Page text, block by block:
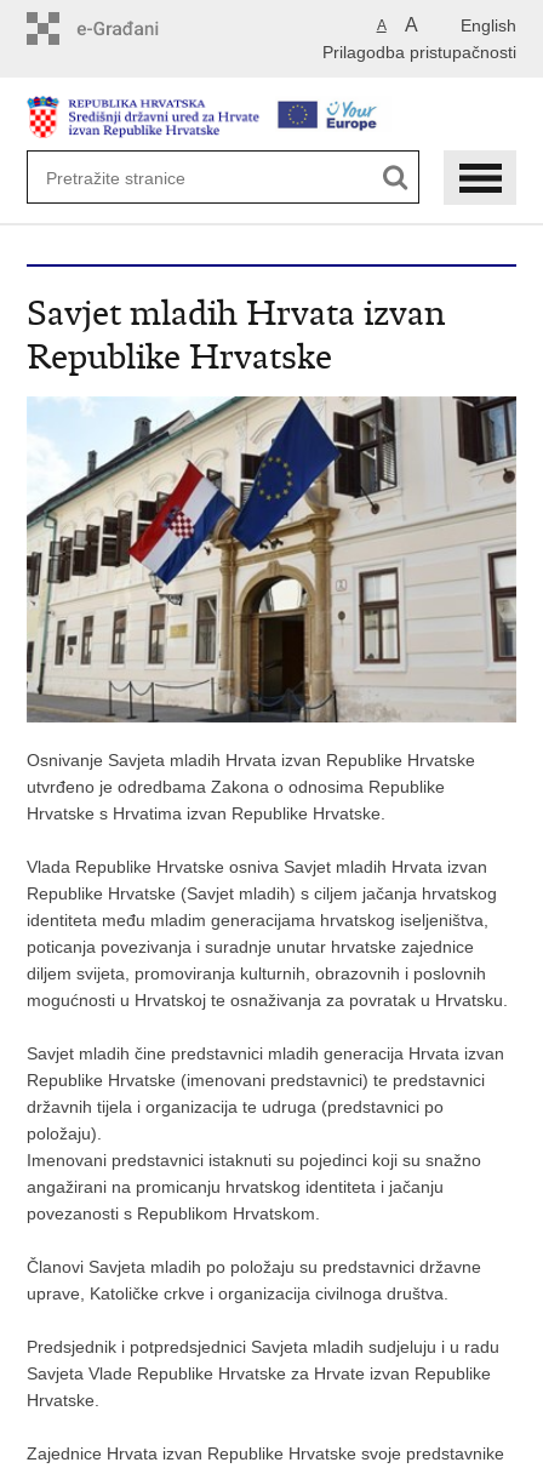
English
A A
Prilagodba pristupačnosti
Savjet mladih Hrvata izvan
Republike Hrvatske
Osnivanje Savjeta mladih Hrvata izvan Republike Hrvatske
utvrđeno je odredbama Zakona o odnosima Republike
Hrvatske s Hrvatima izvan Republike Hrvatske.
Vlada Republike Hrvatske osniva Savjet mladih Hrvata izvan
Republike Hrvatske (Savjet mladih) s ciljem jačanja hrvatskog
identiteta među mladim generacijama hrvatskog iseljeništva,
poticanja povezivanja i suradnje unutar hrvatske zajednice
diljem svijeta, promoviranja kulturnih, obrazovnih i poslovnih
mogućnosti u Hrvatskoj te osnaživanja za povratak u Hrvatsku.
Savjet mladih čine predstavnici mladih generacija Hrvata izvan
Republike Hrvatske (imenovani predstavnici) te predstavnici
državnih tijela i organizacija te udruga (predstavnici po
položaju).
Imenovani predstavnici istaknuti su pojedinci koji su snažno
angažirani na promicanju hrvatskog identiteta i jačanju
povezanosti s Republikom Hrvatskom.
Članovi Savjeta mladih po položaju su predstavnici državne
uprave, Katoličke crkve i organizacija civilnoga društva.
Predsjednik i potpredsjednici Savjeta mladih sudjeluju i u radu
Savjeta Vlade Republike Hrvatske za Hrvate izvan Republike
Hrvatske.
Zajednice Hrvata izvan Republike Hrvatske svoje predstavnike